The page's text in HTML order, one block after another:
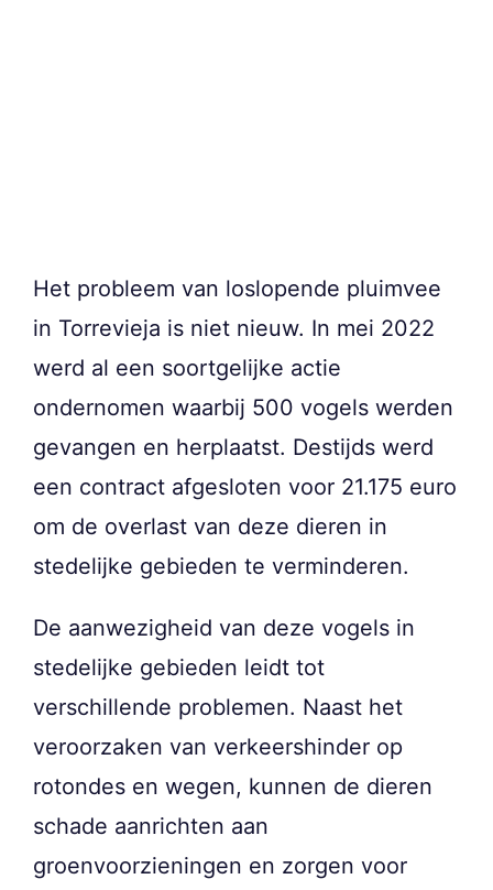
Het probleem van loslopende pluimvee
in Torrevieja is niet nieuw. In mei 2022
werd al een soortgelijke actie
ondernomen waarbij 500 vogels werden
gevangen en herplaatst. Destijds werd
een contract afgesloten voor 21.175 euro
om de overlast van deze dieren in
stedelijke gebieden te verminderen.
De aanwezigheid van deze vogels in
stedelijke gebieden leidt tot
verschillende problemen. Naast het
veroorzaken van verkeershinder op
rotondes en wegen, kunnen de dieren
schade aanrichten aan
groenvoorzieningen en zorgen voor